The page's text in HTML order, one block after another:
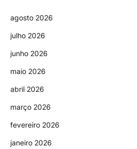
agosto 2026
julho 2026
junho 2026
maio 2026
abril 2026
março 2026
fevereiro 2026
janeiro 2026